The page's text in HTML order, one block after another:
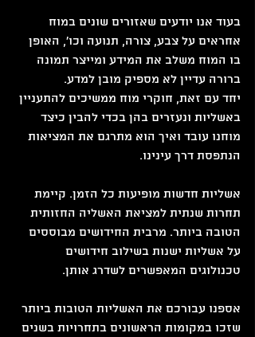
בעוד אנו יודעים שאזורים שונים במוח
אחראים על צבע, צורה, תנועה וכו', האופן
בו המוח משלב את המידע ומייצר תמונה
ברורה עדיין לא מספיק מובן למדע.
יחד עם זאת, חוקרי מוח ממשיכים להתעניין
באשליות ונעזרים בהן בכדי להבין כיצד
מוחנו עובד ואיך הוא מתרגם את המציאות
הנתפסת דרך עינינו.
אשליות חדשות מופיעות כל הזמן. קיימת
תחרות שנתית למציאת האשליה החזותית
הטובה ביותר. מרבית החידושים מבוססים
על אשליות ישנות בשילוב חידושים
טכנולוגים המאפשרים לשדרג אותן.
אספנו עבורכם את האשליות הטובות ביותר
שזכו במקומות הראשונים בתחרויות בשנים